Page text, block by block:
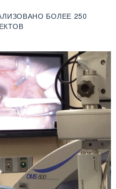
БОЛЕЕ 250